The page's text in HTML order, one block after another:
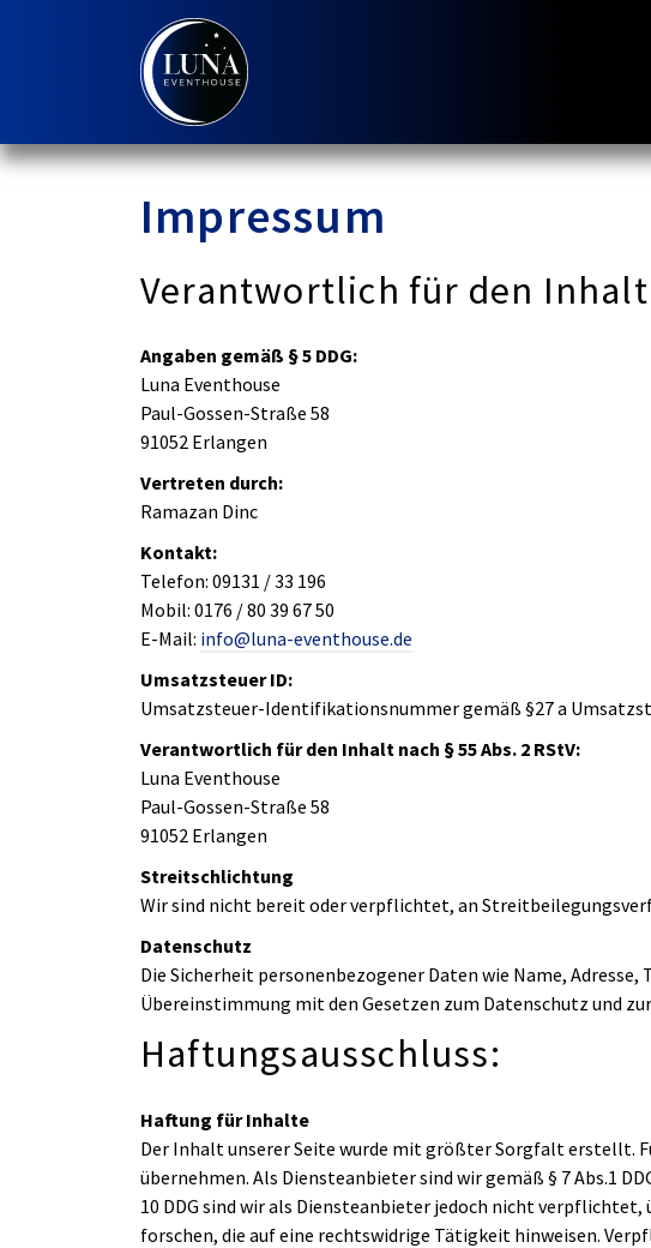
Impressum
Verantwortlich für den
Angaben gemäß § 5 DDG:
Luna Eventhouse
Paul-Gossen-Straße 58
91052 Erlangen
Vertreten durch:
Ramazan Dinc
Kontakt:
Telefon: 09131 / 33 196
Mobil: 0176 / 80 39 67 50
E-Mail: info@luna-eventhouse.de
Umsatzsteuer ID:
Umsatzsteuer-Identifikationsnummer gemäß §27 a
Verantwortlich für den Inhalt nach § 55 Abs. 2 RStV:
Luna Eventhouse
Paul-Gossen-Straße 58
91052 Erlangen
Streitschlichtung
Wir sind nicht bereit oder verpflichtet, an
Datenschutz
Die Sicherheit personenbezogener Daten wie Name,
Übereinstimmung mit den Gesetzen zum Datenschutz und
Haftungsausschluss:
Haftung für Inhalte
Der Inhalt unserer Seite wurde mit größter Sorgfalt erstellt.
übernehmen. Als Diensteanbieter sind wir gemäß § 7 Abs.1
10 DDG sind wir als Diensteanbieter jedoch nicht
forschen, die auf eine rechtswidrige Tätigkeit hinweisen.